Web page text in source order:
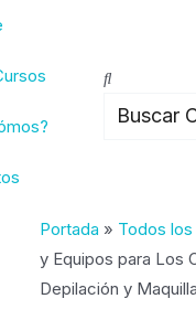
Search
Search
Portada » Todos
y Equipos para Los
Depilación y